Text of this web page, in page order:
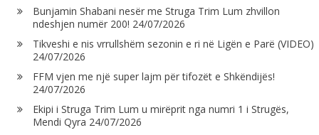
Bunjamin Shabani nesër me Struga Trim Lum zhvillon
ndeshjen numër 200! 24/07/2026
Tikveshi e nis vrrullshëm sezonin e ri në Ligën e Parë (VIDEO)
24/07/2026
FFM vjen me një super lajm për tifozët e Shkëndijës!
24/07/2026
Ekipi i Struga Trim Lum u mirëprit nga numri 1 i Strugës,
Mendi Qyra 24/07/2026